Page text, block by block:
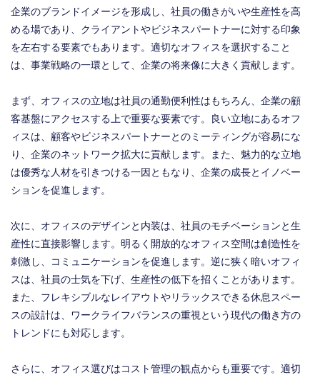
企業のブランドイメージを形成し、社員の働きがいや生産性を高
める場であり、クライアントやビジネスパートナーに対する印象
を左右する要素でもあります。適切なオフィスを選択すること
は、事業戦略の一環として、企業の将来像に大きく貢献します。
まず、オフィスの立地は社員の通勤便利性はもちろん、企業の顧
客基盤にアクセスする上で重要な要素です。良い立地にあるオフ
ィスは、顧客やビジネスパートナーとのミーティングが容易にな
り、企業のネットワーク拡大に貢献します。また、魅力的な立地
は優秀な人材を引きつける一因ともなり、企業の成長とイノベー
ションを促進します。
次に、オフィスのデザインと内装は、社員のモチベーションと生
産性に直接影響します。明るく開放的なオフィス空間は創造性を
刺激し、コミュニケーションを促進します。逆に狭く暗いオフィ
スは、社員の士気を下げ、生産性の低下を招くことがあります。
また、フレキシブルなレイアウトやリラックスできる休息スペー
スの設計は、ワークライフバランスの重視という現代の働き方の
トレンドにも対応します。
さらに、オフィス選びはコスト管理の観点からも重要です。適切